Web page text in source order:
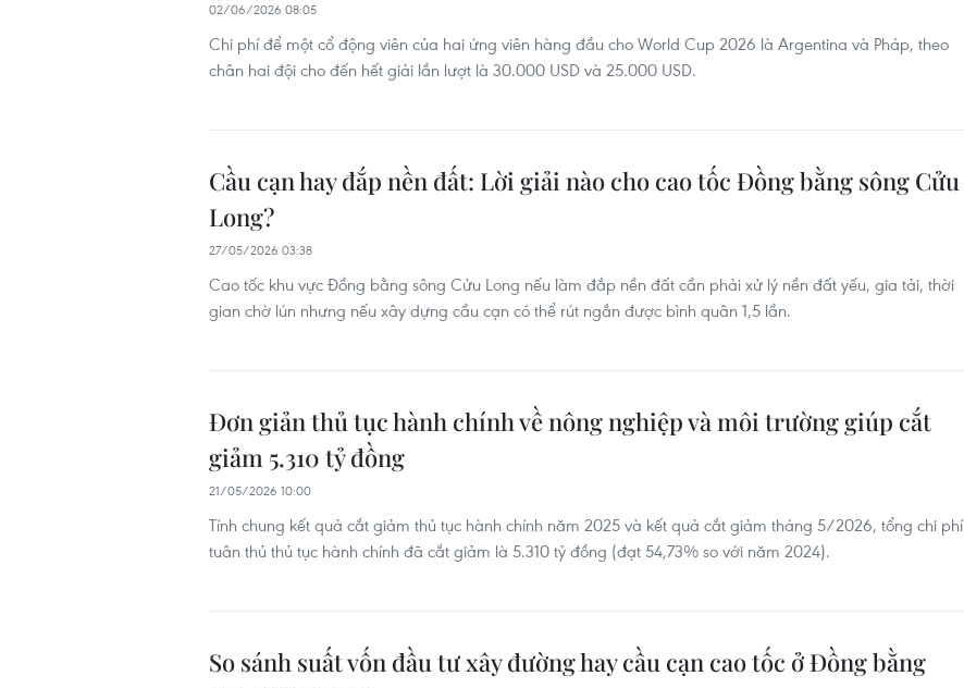
02/06/2026 08:05
Chi phí để một cổ động viên của hai ứng viên hàng đầu cho World Cup 2026 là Argentina và Pháp, theo
chân hai đội cho đến hết giải lần lượt là 30.000 USD và 25.000 USD.
Cầu cạn hay đắp nền đất: Lời giải nào cho cao tốc Đồng bằng sông Cửu
Long?
27/05/2026 03:38
Cao tốc khu vực Đồng bằng sông Cửu Long nếu làm đắp nền đất cần phải xử lý nền đất yếu, gia tải, thời
gian chờ lún nhưng nếu xây dựng cầu cạn có thể rút ngắn được bình quân 1,5 lần.
Đơn giản thủ tục hành chính về nông nghiệp và môi trường giúp cắt
giảm 5.310 tỷ đồng
21/05/2026 10:00
Tính chung kết quả cắt giảm thủ tục hành chính năm 2025 và kết quả cắt giảm tháng 5/2026, tổng chi phí
tuân thủ thủ tục hành chính đã cắt giảm là 5.310 tỷ đồng (đạt 54,73% so với năm 2024).
So sánh suất vốn đầu tư xây đường hay cầu cạn cao tốc ở Đồng bằng